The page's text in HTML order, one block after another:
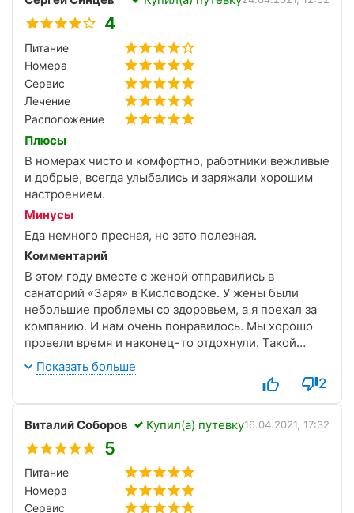
располагает к себе, давая чувство комфорта и уюта.
Поразило ответственное и внимательное
отношение персонала и врачей. Отдельно хотели
бы отметить эндокринолога Якушенко Оксану
Анатольевну, которая окружила нас пониманием и
заботой. Ознакомилась со сведениями о состоянии
здоровья, внимательно выслушала жалобы и
подобрала программу лечения.
Помимо лечебных процедур есть большой спектр
развлечений: боулинг, бильярд, СПА, теннис,
экскурсии и др. Очень понравились жемчужные и
грязевые ванны, которые способствуют снятию
стресса и релаксации.
Впечатления от двухнедельного пребывания в
санатории останутся надолго в памяти.
4
Питание
Номера
Сервис
Лечение
Расположение
Плюсы
В номерах чисто и комфортно, работники вежливые
и добрые, всегда улыбались и заряжали хорошим
настроением.
Минусы
Еда немного пресная, но зато полезная.
Комментарий
В этом году вместе с женой отправились в
санаторий «Заря» в Кисловодске. У жены были
небольшие проблемы со здоровьем, а я поехал за
компанию. И нам очень понравилось. Мы хорошо
провели время и наконец-то отдохнули. Такой
чистый воздух, так много солнца и невероятная
атмосфера на территории санатория. Спасибо!
Показать больше
2
Виталий Соборов Купил(а) путевку16.04.2021, 17:32
5
Питание
Номера
Сервис